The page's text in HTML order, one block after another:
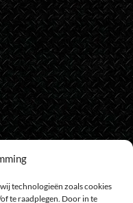
technologieën zoals cookies
te raadplegen. Door in te